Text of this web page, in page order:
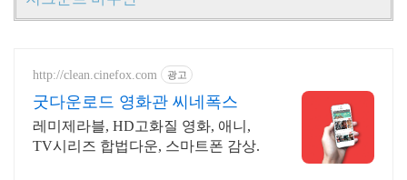
http://clean.cinefox.com 광고
굿다운로드 영화관 씨네폭스
레미제라블, HD고화질 영화, 애니,
TV시리즈 합법다운, 스마트폰 감상.